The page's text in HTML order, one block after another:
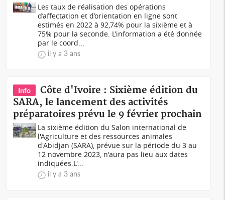
Les taux de réalisation des opérations
d’affectation et d’orientation en ligne sont
estimés en 2022 à 92,74% pour la sixième et à
75% pour la seconde. L’information a été donnée
par le coord...
il y a 3 ans
Info
Côte d'Ivoire : Sixième édition du
SARA, le lancement des activités
préparatoires prévu le 9 février prochain
La sixième édition du Salon international de
l'Agriculture et des ressources animales
d'Abidjan (SARA), prévue sur la période du 3 au
12 novembre 2023, n'aura pas lieu aux dates
indiquées.L'...
il y a 3 ans